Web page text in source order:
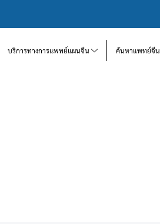
บริการทางการแพทย์แผนจีน ค้นหาแพทย์จีน